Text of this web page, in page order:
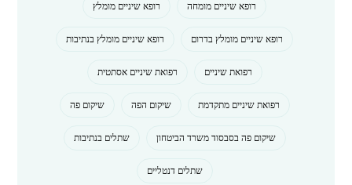
רופא שיניים מומחה
רופא שיניים מומלץ
רופא שיניים מומלץ בדרום
רופא שיניים מומלץ בנתיבות
רפואת שיניים
רפואת שיניים אסתטית
רפואת שיניים מתקדמת
שיקום הפה
שיקום פה
שיקום פה בסבסוד משרד הביטחון
שתלים בנתיבות
שתלים דנטליים